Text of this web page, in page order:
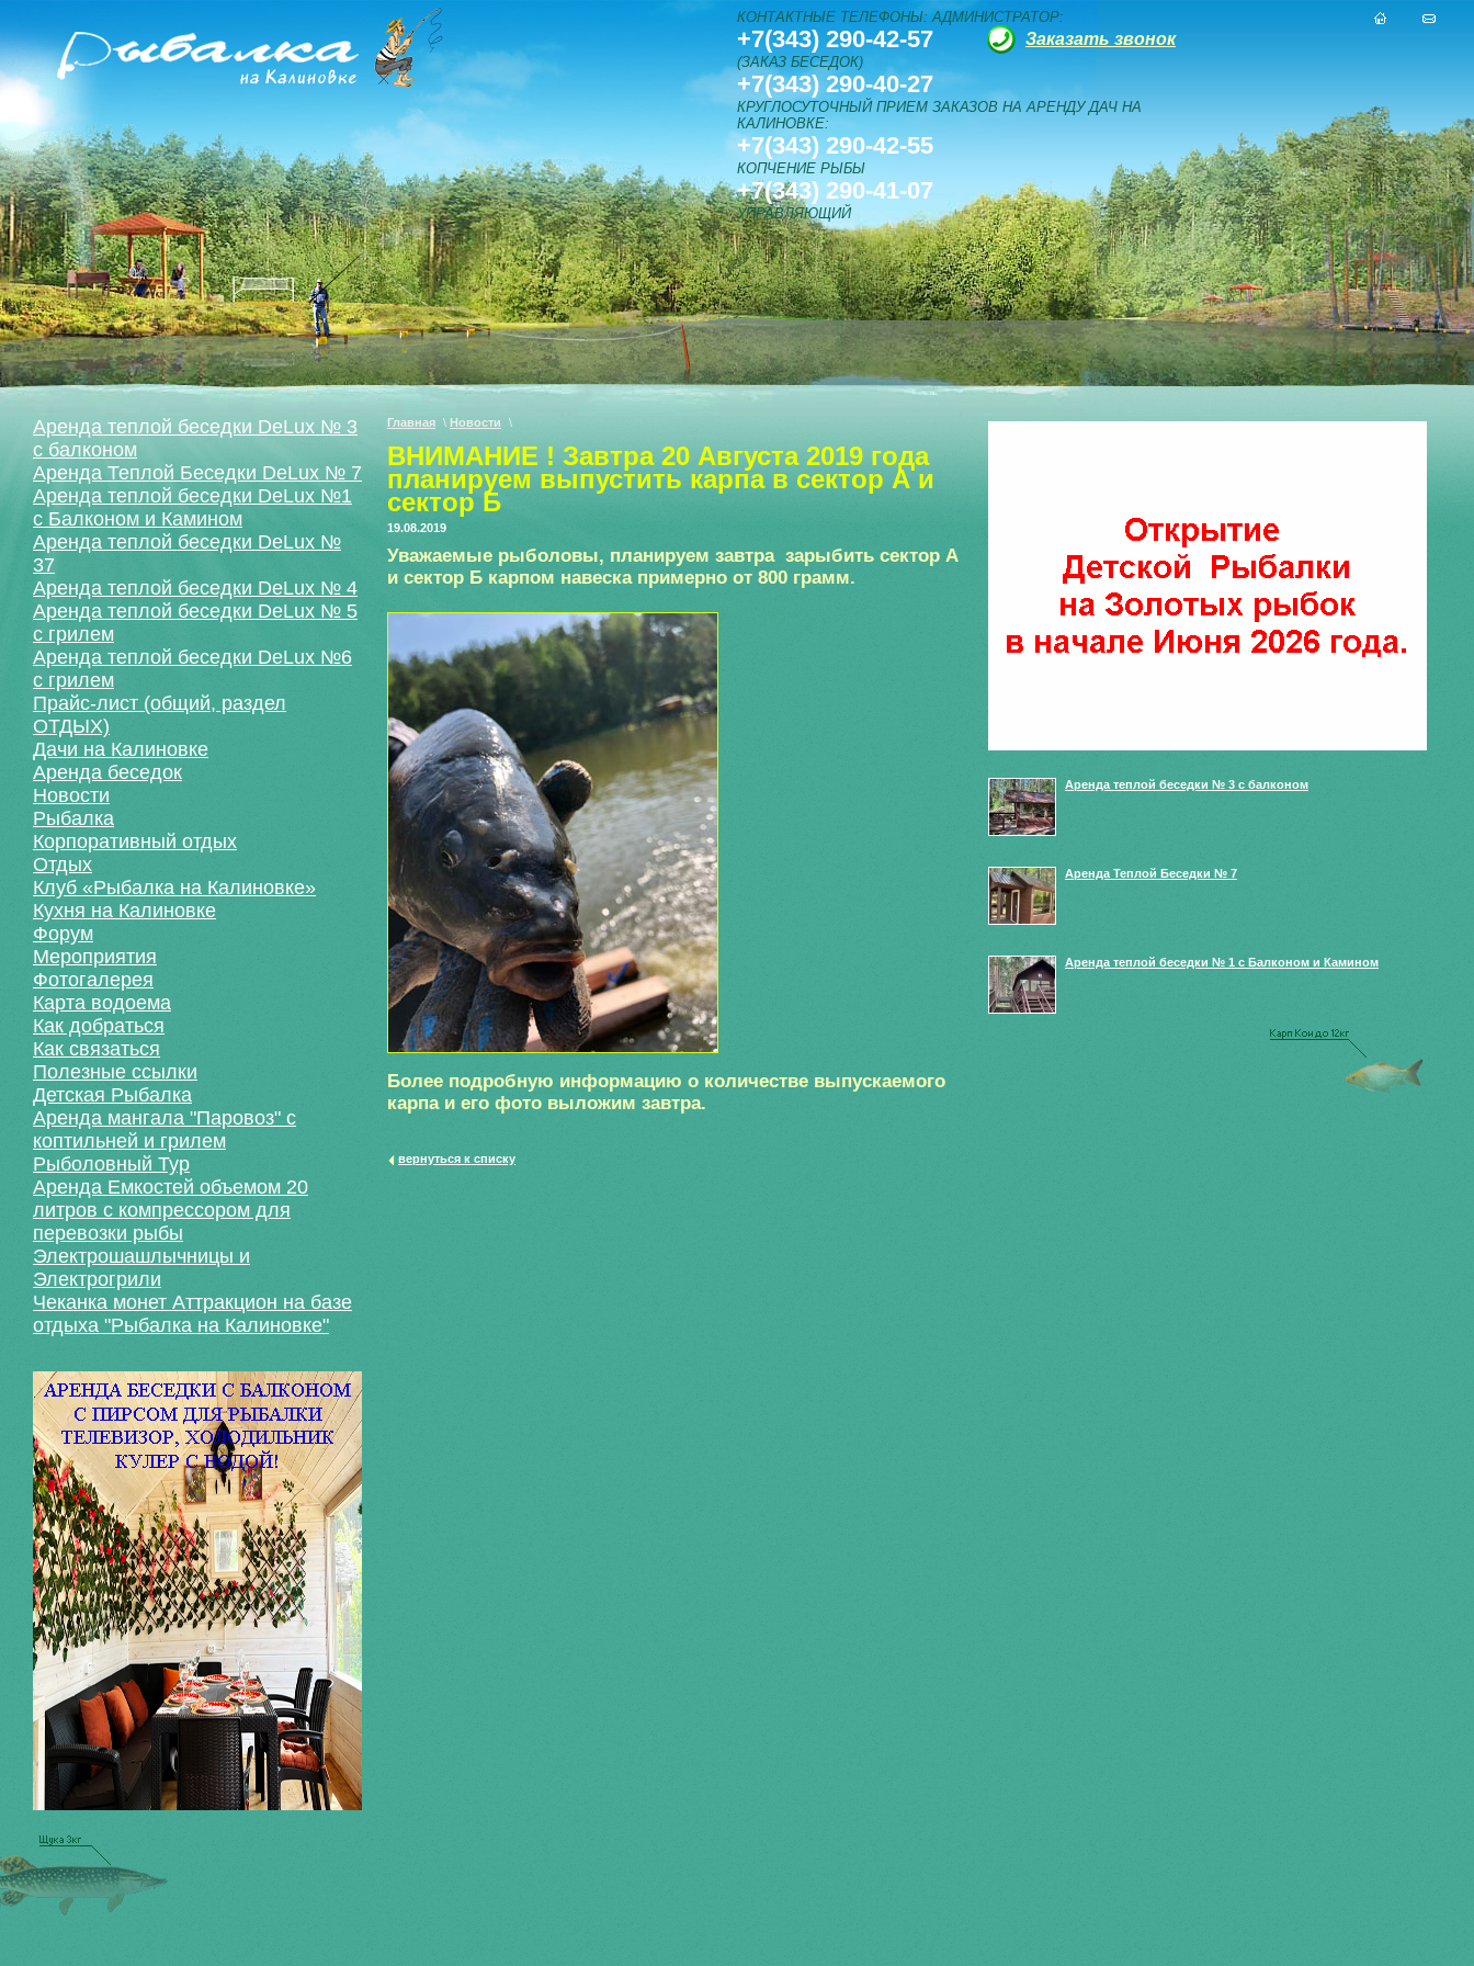
КОНТАКТНЫЕ ТЕЛЕФОНЫ: АДМИНИСТРАТОР:
+7(343) 290-42-57
(ЗАКАЗ БЕСЕДОК)
+7(343) 290-40-27
КРУГЛОСУТОЧНЫЙ ПРИЕМ ЗАКАЗОВ НА АРЕНДУ ДАЧ НА
КАЛИНОВКЕ:
+7(343) 290-42-55
КОПЧЕНИЕ РЫБЫ
+7(343) 290-41-07
УПРАВЛЯЮЩИЙ
Заказать звонок
Аренда теплой беседки DeLux № 3
с балконом
Аренда Теплой Беседки DeLux № 7
Аренда теплой беседки DeLux №1
с Балконом и Камином
Аренда теплой беседки DeLux №
37
Аренда теплой беседки DeLux № 4
Аренда теплой беседки DeLux № 5
с грилем
Аренда теплой беседки DeLux №6
с грилем
Прайс-лист (общий, раздел
ОТДЫХ)
Дачи на Калиновке
Аренда беседок
Новости
Рыбалка
Корпоративный отдых
Отдых
Клуб «Рыбалка на Калиновке»
Кухня на Калиновке
Форум
Мероприятия
Фотогалерея
Карта водоема
Как добраться
Как связаться
Полезные ссылки
Детская Рыбалка
Аренда мангала "Паровоз" с
коптильней и грилем
Рыболовный Тур
Аренда Емкостей объемом 20
литров с компрессором для
перевозки рыбы
Электрошашлычницы и
Электрогрили
Чеканка монет Аттракцион на базе
отдыха "Рыбалка на Калиновке"
Главная \ Новости \
ВНИМАНИЕ ! Завтра 20 Августа 2019 года
планируем выпустить карпа в сектор А и
сектор Б
19.08.2019
Уважаемые рыболовы, планируем завтра зарыбить сектор А
и сектор Б карпом навеска примерно от 800 грамм.
Более подробную информацию о количестве выпускаемого
карпа и его фото выложим завтра.
вернуться к списку
Аренда теплой беседки № 3 с балконом
Аренда Теплой Беседки № 7
Аренда теплой беседки № 1 с Балконом и Камином